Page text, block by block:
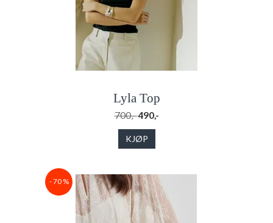
Lyla Top
700,-490,-
KJØP
- 70 %